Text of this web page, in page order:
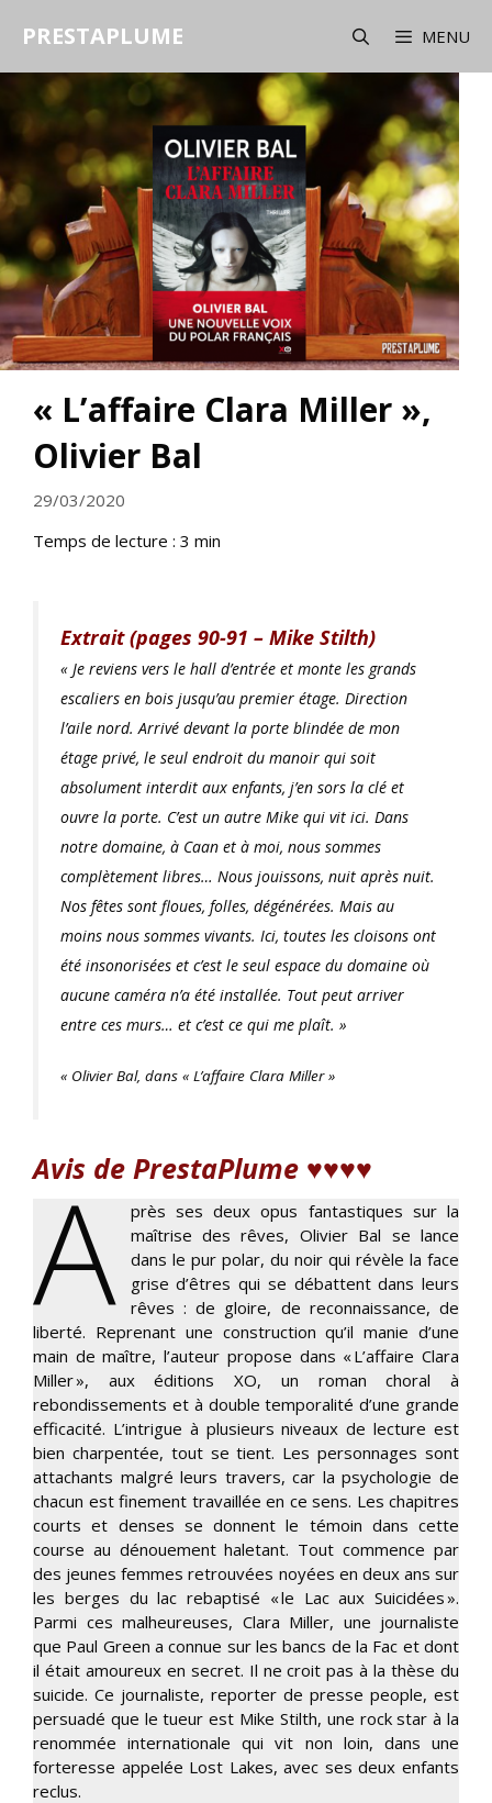
PRESTAPLUME MENU
« L’affaire Clara Miller »,
Olivier Bal
29/03/2020
Temps de lecture : 3 min
Extrait (pages 90-91 – Mike Stilth)
« Je reviens vers le hall d’entrée et monte les grands
escaliers en bois jusqu’au premier étage. Direction
l’aile nord. Arrivé devant la porte blindée de mon
étage privé, le seul endroit du manoir qui soit
absolument interdit aux enfants, j’en sors la clé et
ouvre la porte. C’est un autre Mike qui vit ici. Dans
notre domaine, à Caan et à moi, nous sommes
complètement libres… Nous jouissons, nuit après nuit.
Nos fêtes sont floues, folles, dégénérées. Mais au
moins nous sommes vivants. Ici, toutes les cloisons ont
été insonorisées et c’est le seul espace du domaine où
aucune caméra n’a été installée. Tout peut arriver
entre ces murs… et c’est ce qui me plaît. »
« Olivier Bal, dans « L’affaire Clara Miller »
Avis de PrestaPlume ♥♥♥♥
A
près ses deux opus fantastiques sur la
maîtrise des rêves, Olivier Bal se lance
dans le pur polar, du noir qui révèle la face
grise d’êtres qui se débattent dans leurs
rêves : de gloire, de reconnaissance, de
liberté. Reprenant une construction qu’il manie d’une
main de maître, l’auteur propose dans « L’affaire Clara
Miller », aux éditions XO, un roman choral à
rebondissements et à double temporalité d’une grande
efficacité. L’intrigue à plusieurs niveaux de lecture est
bien charpentée, tout se tient. Les personnages sont
attachants malgré leurs travers, car la psychologie de
chacun est finement travaillée en ce sens. Les chapitres
courts et denses se donnent le témoin dans cette
course au dénouement haletant. Tout commence par
des jeunes femmes retrouvées noyées en deux ans sur
les berges du lac rebaptisé « le Lac aux Suicidées ».
Parmi ces malheureuses, Clara Miller, une journaliste
que Paul Green a connue sur les bancs de la Fac et dont
il était amoureux en secret. Il ne croit pas à la thèse du
suicide. Ce journaliste, reporter de presse people, est
persuadé que le tueur est Mike Stilth, une rock star à la
renommée internationale qui vit non loin, dans une
forteresse appelée Lost Lakes, avec ses deux enfants
reclus.